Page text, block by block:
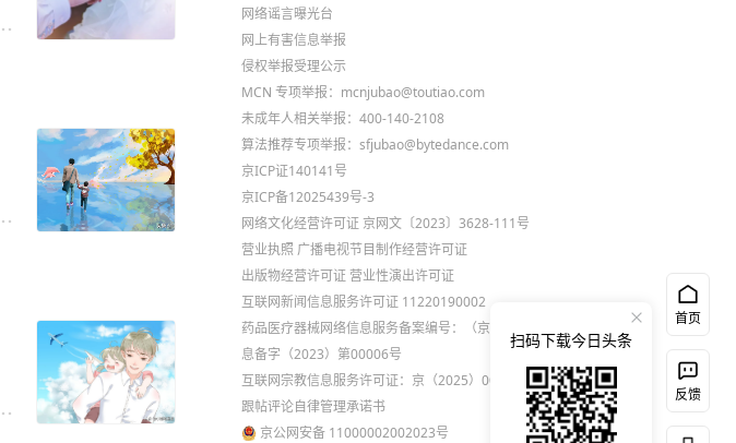
网络谣言曝光台
网上有害信息举报
侵权举报受理公示
MCN 专项举报：mcnjubao@toutiao.com
未成年人相关举报：400-140-2108
算法推荐专项举报：sfjubao@bytedance.com
京ICP证140141号
京ICP备12025439号-3
网络文化经营许可证 京网文〔2023〕3628-111号
营业执照 广播电视节目制作经营许可证
出版物经营许可证 营业性演出许可证
互联网新闻信息服务许可证 11220190002
药品医疗器械网络信息服务备案编号：（京）网药械信
息备字（2023）第00006号
互联网宗教信息服务许可证：京（2025）0000021
跟帖评论自律管理承诺书
京公网安备 11000002002023号
首页
反馈
扫码下载今日头条